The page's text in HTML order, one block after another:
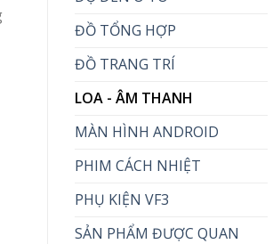
ĐỒ TỔNG HỢP
ĐỒ TRANG TRÍ
LOA - ÂM THANH
MÀN HÌNH ANDROID
PHIM CÁCH NHIỆT
PHỤ KIỆN VF3
SẢN PHẨM ĐƯỢC QUAN